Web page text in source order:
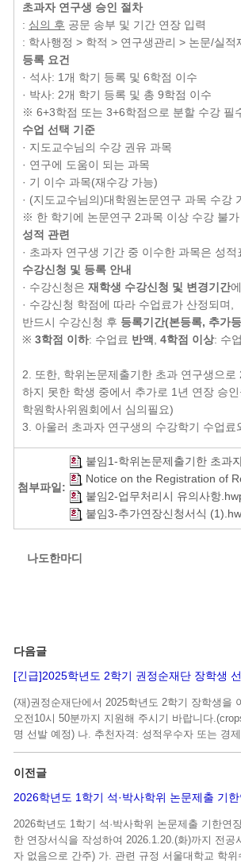
초과자 연구생 승인 절차
: 심의 후 공문 송부 및 기간 연장 입력
: 학사행정 > 학적 > 연구생관리 > 논문/실적
등록 요건
· 석사: 1개 학기 등록 및 6학점 이수
· 박사: 2개 학기 등록 및 총 9학점 이수
※ 6+3학점 또는 3+6학점으로 분할 수강 필
수업 선택 기준
· 지도교수님의 수강 권유 과목
· 연구에 도움이 되는 과목
· 기 이수 과목(재수강 가능)
· (지도교수님의)대학원논문연구 과목 수강
※ 한 학기에 논문연구 2과목 이상 수강 불가
성적 관련
· 초과자 연구생 기간 중 이수한 과목은 성
수강신청 및 등록 안내
· 수강신청은 재학생 수강신청 및 변경기간
· 수강신청 학점에 따라 수업료가 산정되며,
반드시 수강신청 후 등록기간(본등록, 추가
※ 3학점 이하: 수업료 반액 4학점 이상: 수
2. 또한, 학위논문제출기한 초과 연구생으
하지 못한 학생 중에서 추가로 1년 연장 승
학원학사위원회에서 심의필요)
3. 아울러 초과자 연구생의 수강학기 수업
첨부파일:
붙임1-학위논문제출기한 초과
Notice on the Registration of
붙임2-업무처리시 유의사항
붙임3-추가연장신청서식
나도한마디
다음글
[긴급]2025학년도 2학기 권정순재단 장학생
(재)권정순재단에서 2025학년도 2학기 장학생을
오전10시 50분까지 지원해 주시기 바랍니다
명 선발 예정) 나. 추천자격: 성적우수자 또는 경
이전글
2026학년도 1학기 석·박사학위 논문제출 기
2026학년도 1학기 석·박사학위 논문제출 기한연
한 연장서식을 작성하여 2026.1.20.(화)까지 전
자 없음으로 간주) 가. 관련 규정 서울대학교 학